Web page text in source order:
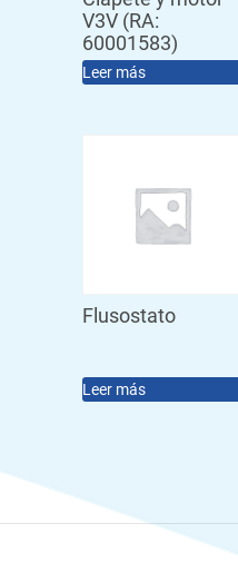
V3V (RA:
60001583)
Leer más
Flusostato
Leer más